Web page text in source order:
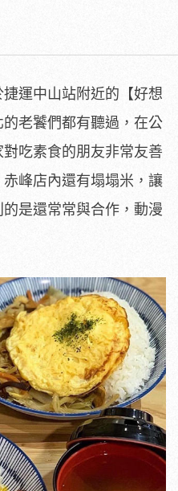
運中山站附近的【好想
老饕們都有聽過，在公
吃素食的朋友非常友善
峰店內還有塌塌米，讓
是還常常與合作，動漫